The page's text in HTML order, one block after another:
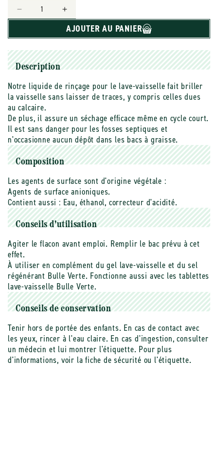
Réduire
Bulle
Verte
-
Liquide
de
rinçage
Vrac
-
10
kg
Augmenter
la
quantité
Bulle
Verte
-
Liquide
rinçage
Vrac
-
10
kg
AJOUTER AU PANIER
Description
Notre liquide de rinçage pour le lave-vaisselle fait briller
la vaisselle sans laisser de traces, y compris celles dues
au calcaire.
De plus, il assure un séchage efficace même en cycle court.
Il est sans danger pour les fosses septiques et
n'occasionne aucun dépôt dans les bacs à graisse.
Composition
Les agents de surface sont d'origine végétale :
Agents de surface anioniques.
Contient aussi : Eau, éthanol, correcteur d'acidité.
Conseils d'utilisation
Agiter le flacon avant emploi. Remplir le bac prévu à cet
effet.
À utiliser en complément du gel lave-vaisselle et du sel
régénérant Bulle Verte. Fonctionne aussi avec les tablettes
lave-vaisselle Bulle Verte.
Conseils de conservation
Tenir hors de portée des enfants. En cas de contact avec
les yeux, rincer à l'eau claire. En cas d'ingestion, consulter
un médecin et lui montrer l'étiquette. Pour plus
d'informations, voir la fiche de sécurité ou l'étiquette.